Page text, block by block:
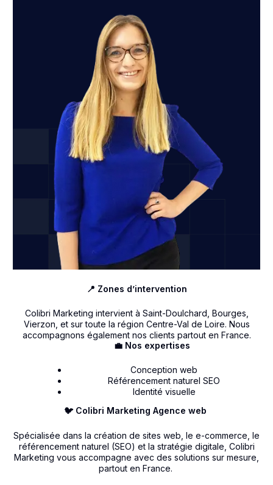
🐦 Colibri Marketing Agence web
Spécialisée dans la création de sites web, le e-commerce, le
référencement naturel (SEO) et la stratégie digitale, Colibri
Marketing vous accompagne avec des solutions sur mesure,
partout en France.
💼 Nos expertises
Conception web
Référencement naturel SEO
Identité visuelle
📍 Zones d’intervention
Colibri Marketing intervient à Saint-Doulchard, Bourges,
Vierzon, et sur toute la région Centre-Val de Loire. Nous
accompagnons également nos clients partout en France.